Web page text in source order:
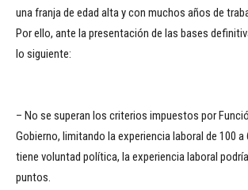
una franja de edad alta y con muchos años de
Por ello, ante la presentación de las bases
lo siguiente:
– No se superan los criterios impuestos por
Gobierno, limitando la experiencia laboral de 100 a
tiene voluntad política, la experiencia laboral
puntos.